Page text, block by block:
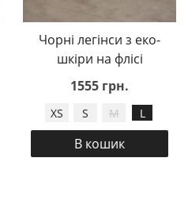
Чорні легінси з еко-
шкіри на флісі
1555 грн.
XS S M L
В кошик